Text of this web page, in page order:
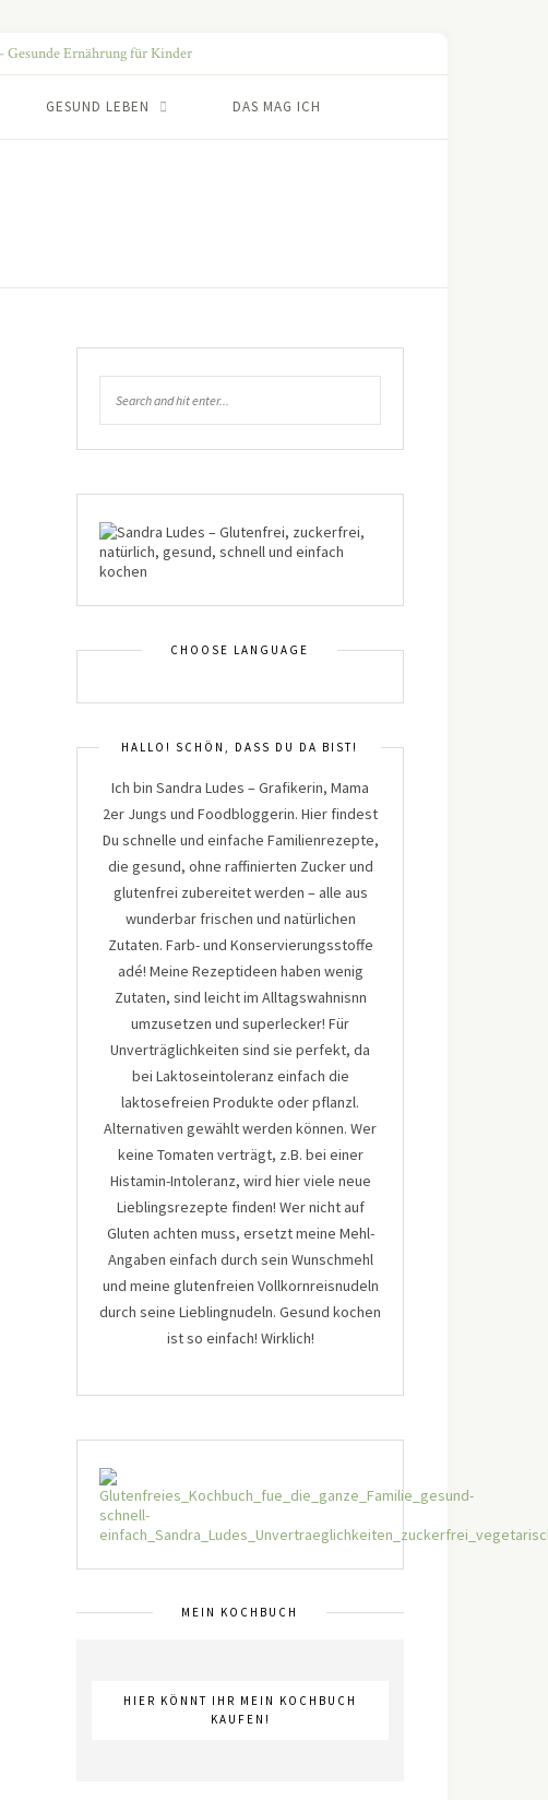
GESUND LEBEN DAS MAG ICH
CHOOSE LANGUAGE
HALLO! SCHÖN, DASS DU DA BIST!
Ich bin Sandra Ludes – Grafikerin, Mama
2er Jungs und Foodbloggerin. Hier findest
Du schnelle und einfache Familienrezepte,
die gesund, ohne raffinierten Zucker und
glutenfrei zubereitet werden – alle aus
wunderbar frischen und natürlichen
Zutaten. Farb- und Konservierungsstoffe
adé! Meine Rezeptideen haben wenig
Zutaten, sind leicht im Alltagswahnisnn
umzusetzen und superlecker! Für
Unverträglichkeiten sind sie perfekt, da
bei Laktoseintoleranz einfach die
laktosefreien Produkte oder pflanzl.
Alternativen gewählt werden können. Wer
keine Tomaten verträgt, z.B. bei einer
Histamin-Intoleranz, wird hier viele neue
Lieblingsrezepte finden! Wer nicht auf
Gluten achten muss, ersetzt meine Mehl-
Angaben einfach durch sein Wunschmehl
und meine glutenfreien Vollkornreisnudeln
durch seine Lieblingnudeln. Gesund kochen
ist so einfach! Wirklich!
MEIN KOCHBUCH
HIER KÖNNT IHR MEIN KOCHBUCH
KAUFEN!